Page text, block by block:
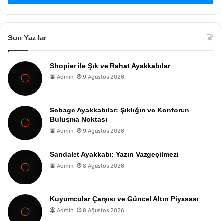
Son Yazılar
Shopier ile Şık ve Rahat Ayakkabılar
Admin 9 Ağustos 2026
Sebago Ayakkabılar: Şıklığın ve Konforun
Buluşma Noktası
Admin 9 Ağustos 2026
Sandalet Ayakkabı: Yazın Vazgeçilmezi
Admin 8 Ağustos 2026
Kuyumcular Çarşısı ve Güncel Altın Piyasası
Admin 8 Ağustos 2026